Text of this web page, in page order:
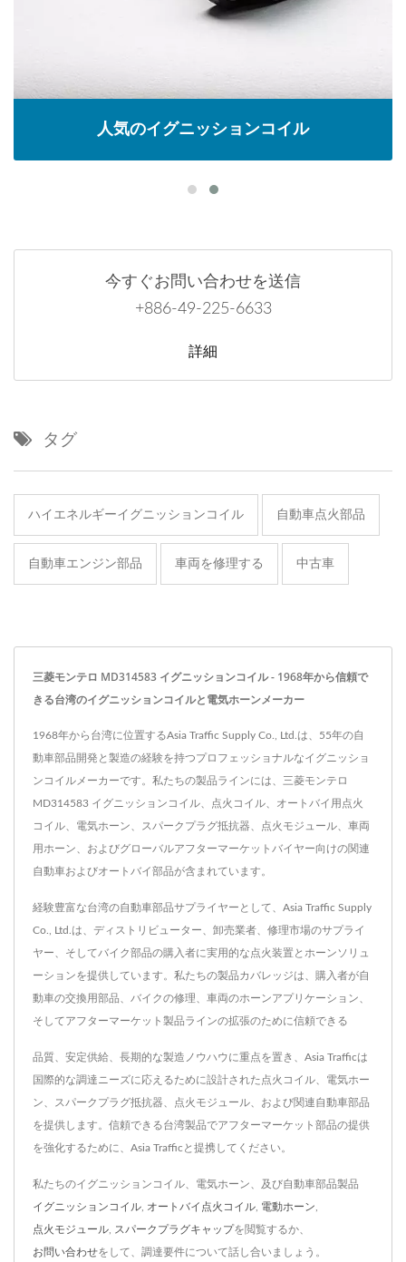
人気のイグニッションコイル
今すぐお問い合わせを送信
+886-49-225-6633
詳細
タグ
ハイエネルギーイグニッションコイル 自動車点火部品
自動車エンジン部品 車両を修理する 中古車
三菱モンテロ MD314583 イグニッションコイル - 1968年から信頼で
きる台湾のイグニッションコイルと電気ホーンメーカー
1968年から台湾に位置するAsia Traffic Supply Co., Ltd.は、55年の自
動車部品開発と製造の経験を持つプロフェッショナルなイグニッショ
ンコイルメーカーです。私たちの製品ラインには、三菱モンテロ
MD314583 イグニッションコイル、点火コイル、オートバイ用点火
コイル、電気ホーン、スパークプラグ抵抗器、点火モジュール、車両
用ホーン、およびグローバルアフターマーケットバイヤー向けの関連
自動車およびオートバイ部品が含まれています。
経験豊富な台湾の自動車部品サプライヤーとして、Asia Traffic Supply
Co., Ltd.は、ディストリビューター、卸売業者、修理市場のサプライ
ヤー、そしてバイク部品の購入者に実用的な点火装置とホーンソリュ
ーションを提供しています。私たちの製品カバレッジは、購入者が自
動車の交換用部品、バイクの修理、車両のホーンアプリケーション、
そしてアフターマーケット製品ラインの拡張のために信頼できる
品質、安定供給、長期的な製造ノウハウに重点を置き、Asia Trafficは
国際的な調達ニーズに応えるために設計された点火コイル、電気ホー
ン、スパークプラグ抵抗器、点火モジュール、および関連自動車部品
を提供します。信頼できる台湾製品でアフターマーケット部品の提供
を強化するために、Asia Trafficと提携してください。
私たちのイグニッションコイル、電気ホーン、及び自動車部品製品
イグニッションコイル オートバイ点火コイル 電動ホーン
点火モジュール スパークプラグキャップを閲覧するか、
お問い合わせをして、調達要件について話し合いましょう。